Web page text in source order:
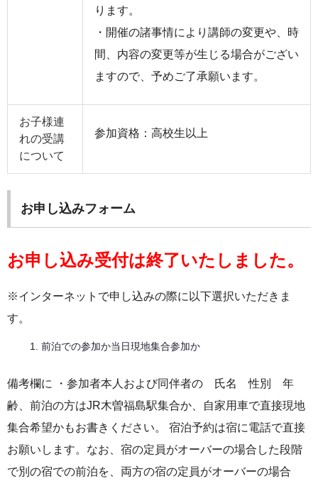
ります。
・開催の諸事情により講師の変更や、時
間、内容の変更等が生じる場合がござい
ますので、予めご了承願います。
お子様連
れの受講
について
参加資格：高校生以上
お申し込みフォーム
お申し込み受付は終了いたしました。
※インターネットで申し込みの際に以下選択いただきま
す。
前泊での参加か当日現地集合参加か
備考欄に ・参加者本人および同伴者の 氏名 性別 年
齢、前泊の方はJR木曽福島駅集合か、自家用車で直接現地
集合希望かもお書きください。 宿泊予約は宿に電話で直接
お願いします。なお、宿の定員がオーバーの場合した段階
で別の宿での前泊を、両方の宿の定員がオーバーの場合